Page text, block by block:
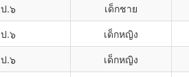
ป.๖ เด็กชาย
ป.๖ เด็กหญิง
ป.๖ เด็กหญิง